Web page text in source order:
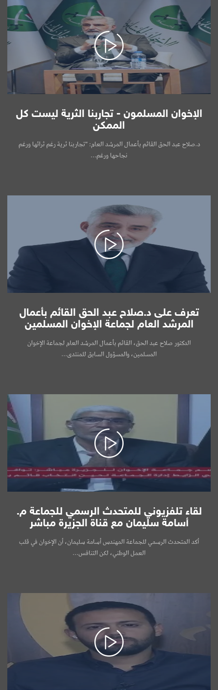
الإخوان المسلمون - تجاربنا الثرية ليست كل
الممكن
د.صلاح عبد الحق القائم بأعمال المرشد العام: "تجاربنا ثرية رغم ثرائها ورغم
نجاحها ورغم...
تعرف على د.صلاح عبد الحق القائم بأعمال
المرشد العام لجماعة الإخوان المسلمين
الدكتور صلاح عبد الحق، القائم بأعمال المرشد العام لجماعة الإخوان
المسلمين، والمسؤول السابق للمنتدى...
لقاء تلفزيوني للمتحدث الرسمي للجماعة م.
أسامة سليمان مع قناة الجزيرة مباشر
أكد المتحدث الرسمي للجماعة المهندس أسامة سليمان، أن الإخوان في قلب
العمل الوطني، لكن التنافس...